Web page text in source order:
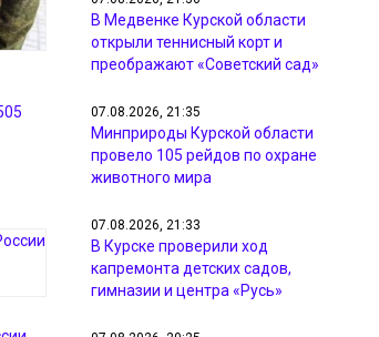
В Медвенке Курской области
открыли теннисный корт и
преображают «Советский сад»
07.08.2026, 21:35
Минприроды Курской области
провело 105 рейдов по охране
животного мира
07.08.2026, 21:33
В Курске проверили ход
капремонта детских садов,
гимназии и центра «Русь»